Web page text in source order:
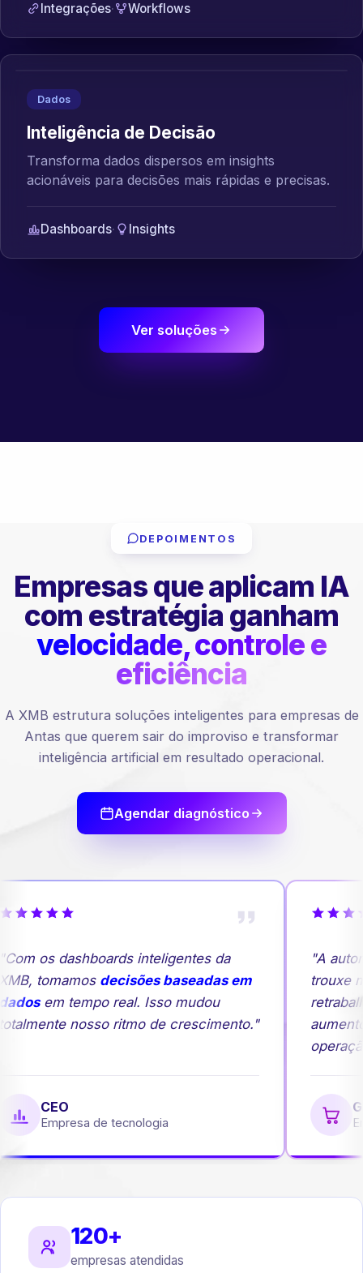
Integrações· Workflows
Dados
Inteligência de Decisão
Transforma dados dispersos em insights
acionáveis para decisões mais rápidas e precisas.
Dashboards· Insights
Ver soluções
DEPOIMENTOS
Empresas que aplicam IA
com estratégia ganham
velocidade, controle e
eficiência
A XMB estrutura soluções inteligentes para empresas de
Antas que querem sair do improviso e transformar
inteligência artificial em resultado operacional.
Agendar diagnóstico
os dashboards inteligentes da
tomamosdecisões baseadas em
em tempo real. Isso mudou
nosso ritmo de crescimento."
CEO
Empresa de tecnologia
"A
trouxe
120+
empresas atendidas